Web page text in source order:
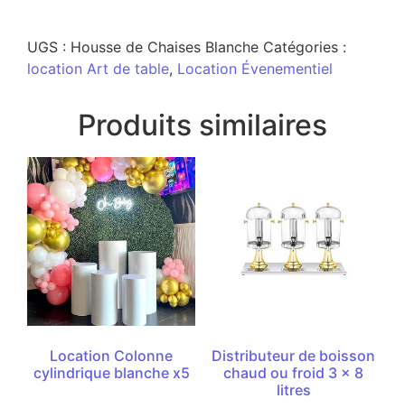
UGS : Housse de Chaises Blanche Catégories :
location Art de table, Location Évenementiel
Produits similaires
Location Colonne
cylindrique blanche x5
Distributeur de boisson
chaud ou froid 3 x 8
litres